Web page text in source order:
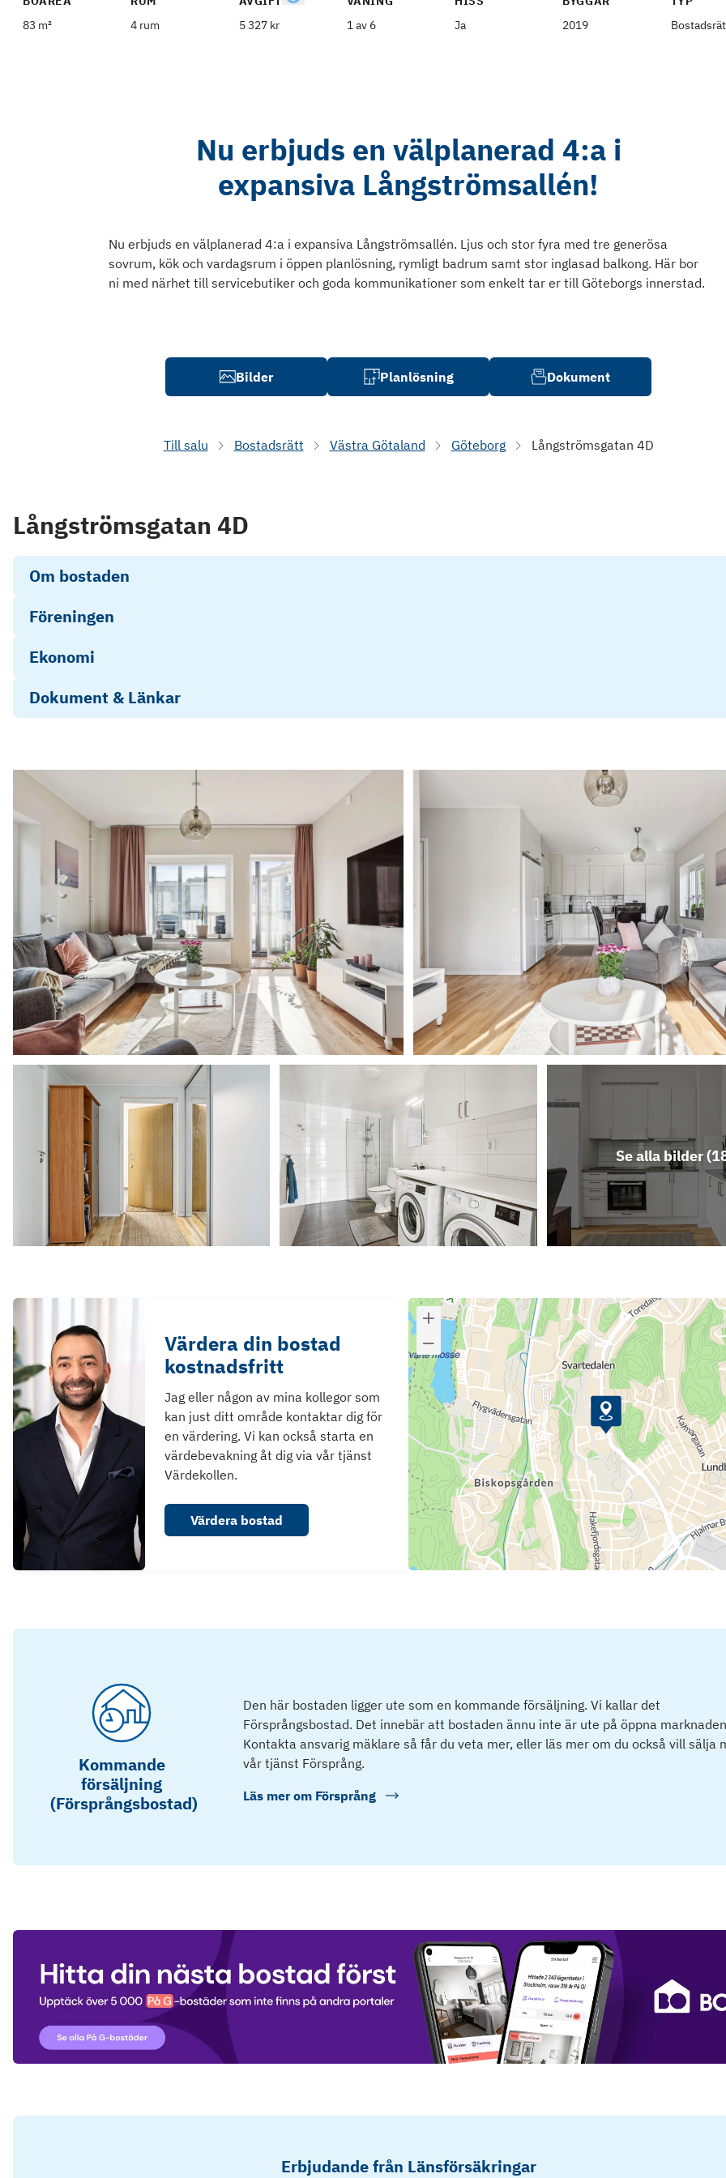
83 m²
4 rum
5 327 kr
1 av 6
Ja
2019
Nu erbjuds en välplanerad 4:a i
expansiva Långströmsallén!
Nu erbjuds en välplanerad 4:a i expansiva Långströmsallén. Ljus och stor fyra med tre generösa
sovrum, kök och vardagsrum i öppen planlösning, rymligt badrum samt stor inglasad balkong. Här bor
ni med närhet till servicebutiker och goda kommunikationer som enkelt tar er till Göteborgs innerstad.
Bilder Planlösning Dokument
Till salu Bostadsrätt Västra Götaland Göteborg Långströmsgatan 4D
Långströmsgatan 4D
Om bostaden
Föreningen
Ekonomi
Dokument & Länkar
Se alla bilder (
Värdera din bostad
kostnadsfritt
Jag eller någon av mina kollegor som
kan just ditt område kontaktar dig för
en värdering. Vi kan också starta en
värdebevakning åt dig via vår tjänst
Värdekollen.
Värdera bostad
Kommande
försäljning
(Försprångsbostad)
Den här bostaden ligger ute som en kommande försäljning. Vi kallar det
Försprångsbostad. Det innebär att bostaden ännu inte är ute på öppna
Kontakta ansvarig mäklare så får du veta mer, eller läs mer om du också vill sälja
vår tjänst Försprång.
Läs mer om Försprång
Erbjudande från Länsförsäkringar